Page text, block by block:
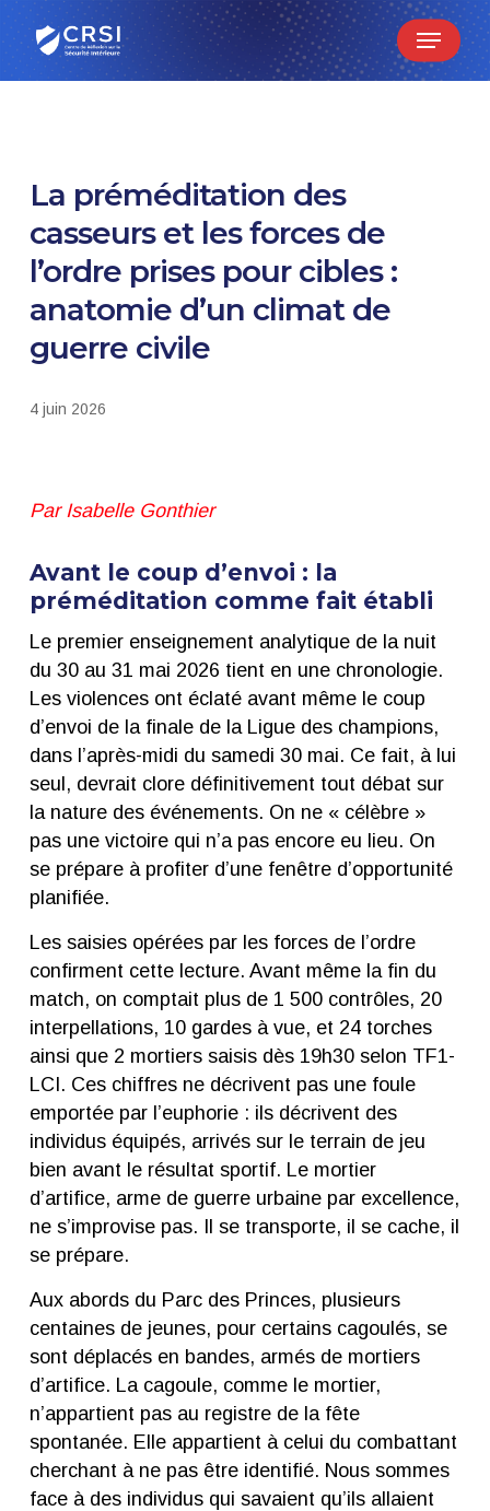
Skip
to
main
Menu
La préméditation des
casseurs et les forces de
l’ordre prises pour cibles :
anatomie d’un climat de
guerre civile
4 juin 2026
Par Isabelle Gonthier
Avant le coup d’envoi : la
préméditation comme fait établi
Le premier enseignement analytique de la nuit
du 30 au 31 mai 2026 tient en une chronologie.
Les violences ont éclaté avant même le coup
d’envoi de la finale de la Ligue des champions,
dans l’après-midi du samedi 30 mai. Ce fait, à lui
seul, devrait clore définitivement tout débat sur
la nature des événements. On ne « célèbre »
pas une victoire qui n’a pas encore eu lieu. On
se prépare à profiter d’une fenêtre d’opportunité
planifiée.
Les saisies opérées par les forces de l’ordre
confirment cette lecture. Avant même la fin du
match, on comptait plus de 1 500 contrôles, 20
interpellations, 10 gardes à vue, et 24 torches
ainsi que 2 mortiers saisis dès 19h30 selon TF1-
LCI. Ces chiffres ne décrivent pas une foule
emportée par l’euphorie : ils décrivent des
individus équipés, arrivés sur le terrain de jeu
bien avant le résultat sportif. Le mortier
d’artifice, arme de guerre urbaine par excellence,
ne s’improvise pas. Il se transporte, il se cache, il
se prépare.
Aux abords du Parc des Princes, plusieurs
centaines de jeunes, pour certains cagoulés, se
sont déplacés en bandes, armés de mortiers
d’artifice. La cagoule, comme le mortier,
n’appartient pas au registre de la fête
spontanée. Elle appartient à celui du combattant
cherchant à ne pas être identifié. Nous sommes
face à des individus qui savaient qu’ils allaient